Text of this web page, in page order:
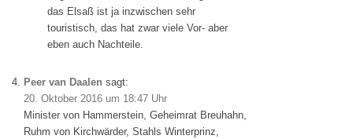
das Elsaß ist ja inzwischen sehr
touristisch, das hat zwar viele Vor- aber
eben auch Nachteile.
Peer van Daalen sagt:
20. Oktober 2016 um 18:47 Uhr
Minister von Hammerstein, Geheimrat Breuhahn,
Ruhm von Kirchwärder, Stahls Winterprinz,